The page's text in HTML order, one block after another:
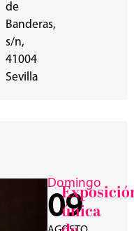
de
Banderas,
s/n,
41004
Sevilla
Domingo
09
única